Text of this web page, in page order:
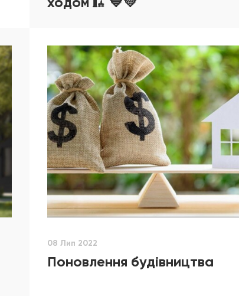
08 Лип 2022
Поновлення будівництва